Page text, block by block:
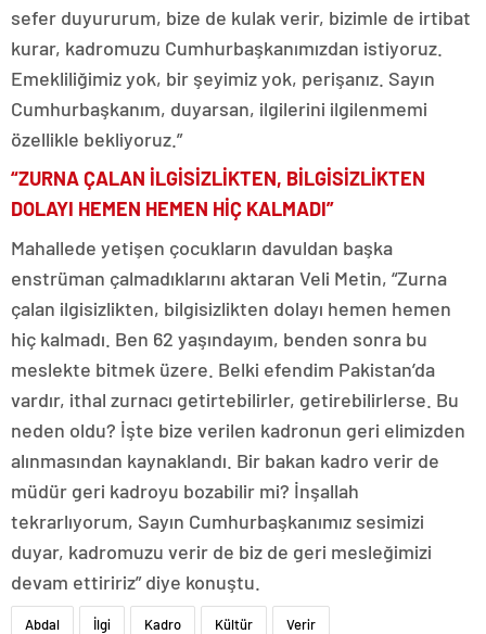
sefer duyururum, bize de kulak verir, bizimle de irtibat
kurar, kadromuzu Cumhurbaşkanımızdan istiyoruz.
Emekliliğimiz yok, bir şeyimiz yok, perişanız. Sayın
Cumhurbaşkanım, duyarsan, ilgilerini ilgilenmemi
özellikle bekliyoruz.”
“ZURNA ÇALAN İLGİSİZLİKTEN, BİLGİSİZLİKTEN
DOLAYI HEMEN HEMEN HİÇ KALMADI”
Mahallede yetişen çocukların davuldan başka
enstrüman çalmadıklarını aktaran Veli Metin, “Zurna
çalan ilgisizlikten, bilgisizlikten dolayı hemen hemen
hiç kalmadı. Ben 62 yaşındayım, benden sonra bu
meslekte bitmek üzere. Belki efendim Pakistan’da
vardır, ithal zurnacı getirtebilirler, getirebilirlerse. Bu
neden oldu? İşte bize verilen kadronun geri elimizden
alınmasından kaynaklandı. Bir bakan kadro verir de
müdür geri kadroyu bozabilir mi? İnşallah
tekrarlıyorum, Sayın Cumhurbaşkanımız sesimizi
duyar, kadromuzu verir de biz de geri mesleğimizi
devam ettiririz” diye konuştu.
Abdal İlgi Kadro Kültür Verir